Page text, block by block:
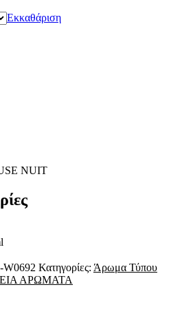
Εκκαθάριση
NUIT
W0692 Κατηγορίες: Άρωμα Τύπου
ΑΡΩΜΑΤΑ